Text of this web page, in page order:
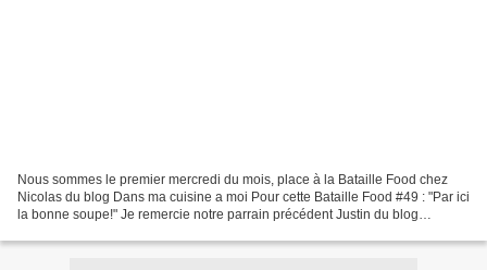
Nous sommes le premier mercredi du mois, place à la Bataille Food chez
Nicolas du blog Dans ma cuisine a moi Pour cette Bataille Food #49 : "Par ici
la bonne soupe!" Je remercie notre parrain précédent Justin du blog